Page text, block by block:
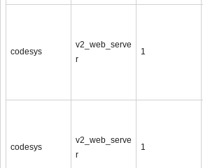
codesys
v2_web_serve
r
1
codesys
v2_web_serve
r
1